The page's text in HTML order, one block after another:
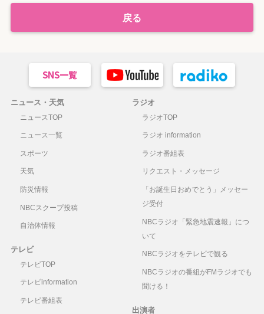
戻る
ニュース・天気
ニュースTOP
ニュース一覧
スポーツ
天気
防災情報
NBCスクープ投稿
自治体情報
テレビ
テレビTOP
テレビinformation
テレビ番組表
ラジオ
ラジオTOP
ラジオ information
ラジオ番組表
リクエスト・メッセージ
「お誕生日おめでとう」メッセー
ジ受付
NBCラジオ「緊急地震速報」につ
いて
NBCラジオをテレビで観る
NBCラジオの番組がFMラジオでも
聞ける！
出演者